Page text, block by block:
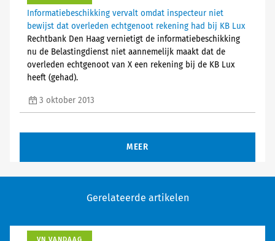
Informatiebeschikking vervalt omdat inspecteur niet
bewijst dat overleden echtgenoot rekening had bij KB Lux
Rechtbank Den Haag vernietigt de informatiebeschikking
nu de Belastingdienst niet aannemelijk maakt dat de
overleden echtgenoot van X een rekening bij de KB Lux
heeft (gehad).
3 oktober 2013
MEER
Gerelateerde artikelen